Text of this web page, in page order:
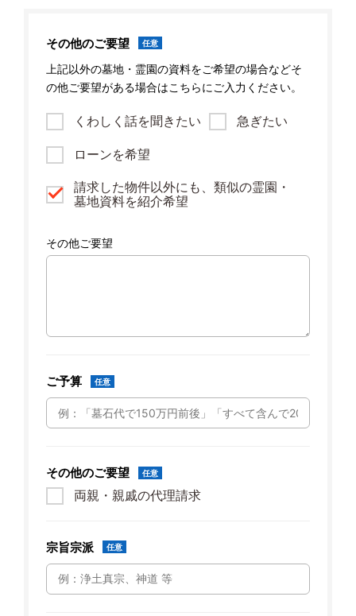
その他のご要望 任意
上記以外の墓地・霊園の資料をご希望の場合などそ
の他ご要望がある場合はこちらにご入力ください。
くわしく話を聞きたい 急ぎたい
ローンを希望
請求した物件以外にも、類似の霊園・
墓地資料を紹介希望
その他ご要望
ご予算 任意
その他のご要望 任意
両親・親戚の代理請求
宗旨宗派 任意